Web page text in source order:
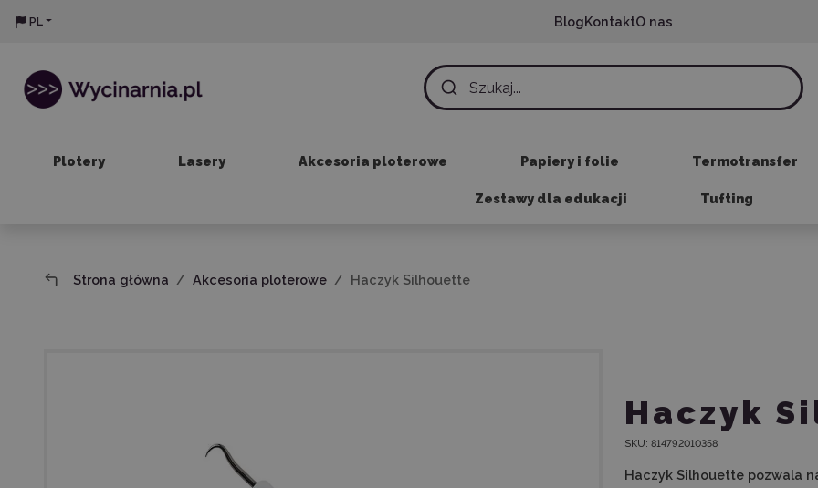
PL BlogKontaktO nas
Plotery Lasery Akcesoria ploterowe Papiery i folie Termotransfer
Zestawy dla edukacji Tufting
Strona główna Akcesoria ploterowe Haczyk Silhouette
Haczyk
SKU: 814792010358
Haczyk Silhouette pozwala